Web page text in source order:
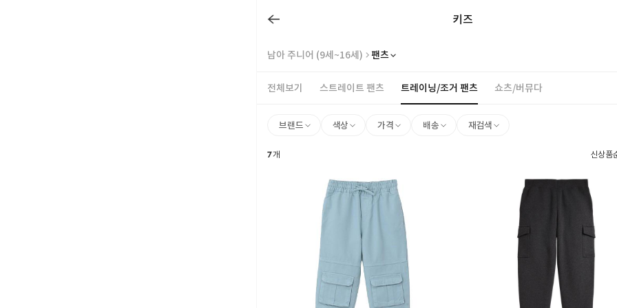
키즈
남아 주니어 (9세~16세) 팬츠
전체보기 스트레이트 팬츠 트레이닝/조거 팬츠 쇼츠/버뮤다
브랜드 색상 가격 배송 재검색
7개 신상품